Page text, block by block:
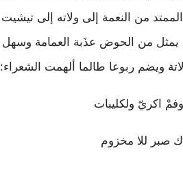
من النعمة إلى ولاته إلى تيشيت
يمثل من الحوض عذَبة العمامة وسهل
ويضم ربوعا طالما ألهمت الشعراء:
اكريّ ولكليبات
صبر للا مخزوم